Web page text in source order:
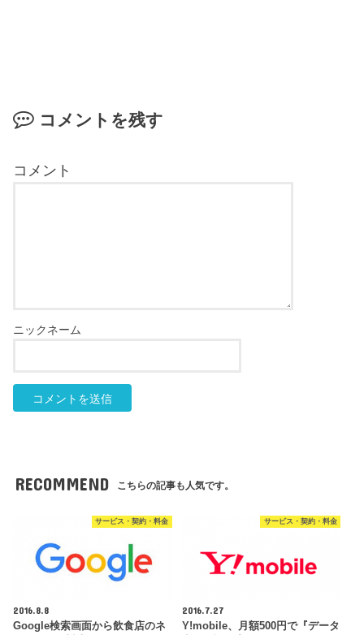
コメントを残す
RECOMMEND こちらの記事も人気です。
サービス・契約・料金
2016.8.8
Google検索画面から飲食店のネ
サービス・契約・料金
2016.7.27
Y!mobile、月額500円で『データ